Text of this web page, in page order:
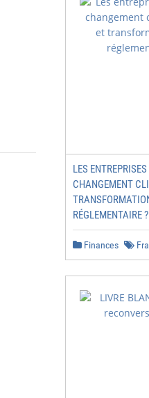
LES
CHANGEMENT
RÉGLEMENTAIRE
Finances